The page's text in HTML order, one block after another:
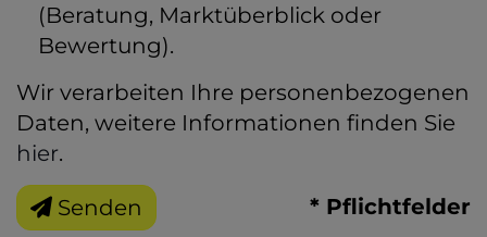
(Beratung, Marktüberblick oder
Bewertung).
Wir verarbeiten Ihre personenbezogenen
Daten, weitere Informationen finden Sie
hier.
Senden * Pflichtfelder